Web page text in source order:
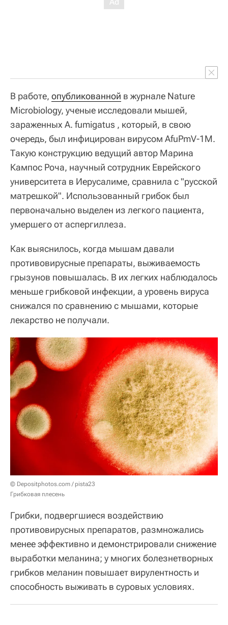
В работе, опубликованной в журнале Nature
Microbiology, ученые исследовали мышей,
зараженных A. fumigatus , который, в свою
очередь, был инфицирован вирусом AfuPmV-1M.
Такую конструкцию ведущий автор Марина
Кампос Роча, научный сотрудник Еврейского
университета в Иерусалиме, сравнила с "русской
матрешкой". Использованный грибок был
первоначально выделен из легкого пациента,
умершего от аспергиллеза.
Как выяснилось, когда мышам давали
противовирусные препараты, выживаемость
грызунов повышалась. В их легких наблюдалось
меньше грибковой инфекции, а уровень вируса
снижался по сравнению с мышами, которые
лекарство не получали.
© Depositphotos.com / pista23
Грибковая плесень
Грибки, подвергшиеся воздействию
противовирусных препаратов, размножались
менее эффективно и демонстрировали снижение
выработки меланина; у многих болезнетворных
грибков меланин повышает вирулентность и
способность выживать в суровых условиях.